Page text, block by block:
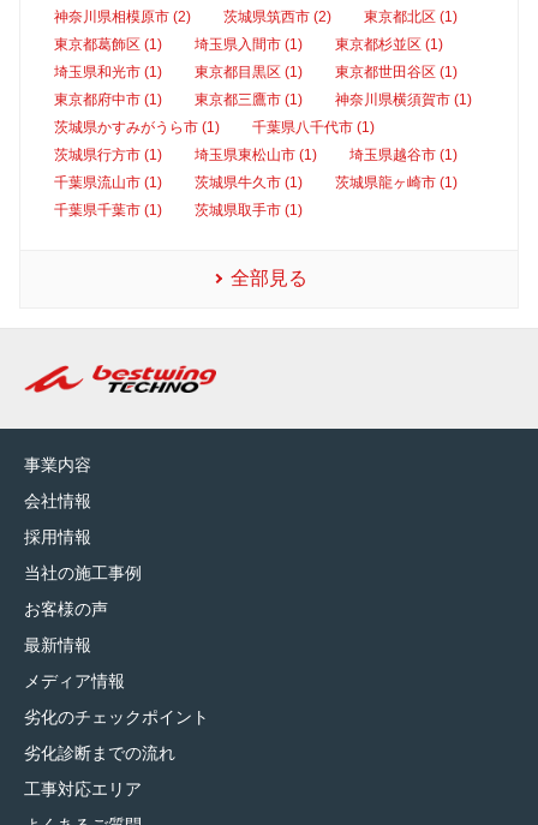
神奈川県相模原市 (2)
茨城県筑西市 (2)
東京都北区 (1)
東京都葛飾区 (1)
埼玉県入間市 (1)
東京都杉並区 (1)
埼玉県和光市 (1)
東京都目黒区 (1)
東京都世田谷区 (1)
東京都府中市 (1)
東京都三鷹市 (1)
神奈川県横須賀市 (1)
茨城県かすみがうら市 (1)
千葉県八千代市 (1)
茨城県行方市 (1)
埼玉県東松山市 (1)
埼玉県越谷市 (1)
千葉県流山市 (1)
茨城県牛久市 (1)
茨城県龍ヶ崎市 (1)
千葉県千葉市 (1)
茨城県取手市 (1)
全部見る
事業内容
会社情報
採用情報
当社の施工事例
お客様の声
最新情報
メディア情報
劣化のチェックポイント
劣化診断までの流れ
工事対応エリア